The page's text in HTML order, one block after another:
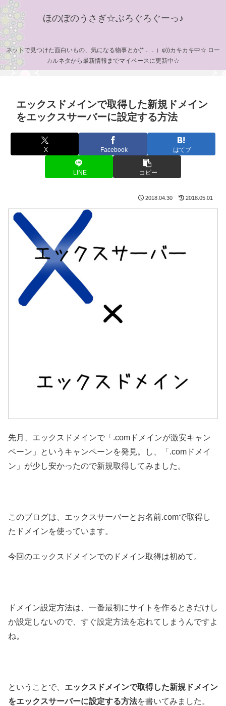
ほのぼのうさぎ☆ぶろぐろぐーっ♪
ネットで見つけた面白いもの、気になる物事とか(*．．）φ))カキカキ中☆ ロー
カルネタから最新情報までマイペースに更新中☆
エックスドメインで取得した新規ドメイン
をエックスサーバーに設定する方法
X Facebook はてブ
LINE コピー
2018.04.30 2018.05.01
先月、エックスドメインで「.comドメインが激安キャン
ペーン」というキャンペーンを発見。し、「.comドメイ
ン」が少し安かったので新規取得してみました。
このブログは、エックスサーバーとお名前.comで取得し
たドメインを使っています。
今回のエックスドメインでのドメイン取得は初めて。
ドメイン設定方法は、一番最初にサイトを作るときだけし
か設定しないので、すぐ設定方法を忘れてしまうんですよ
ね。
ということで、 エックスドメインで取得した新規ドメイン
をエックスサーバーに設定する方法を書いてみました。